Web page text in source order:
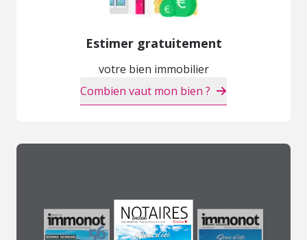
Estimer gratuitement
votre bien immobilier
Combien vaut mon bien ?